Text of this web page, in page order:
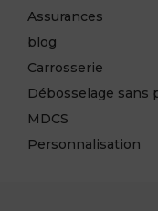
Assurances
blog
Carrosserie
Débosselage sans
MDCS
Personnalisation